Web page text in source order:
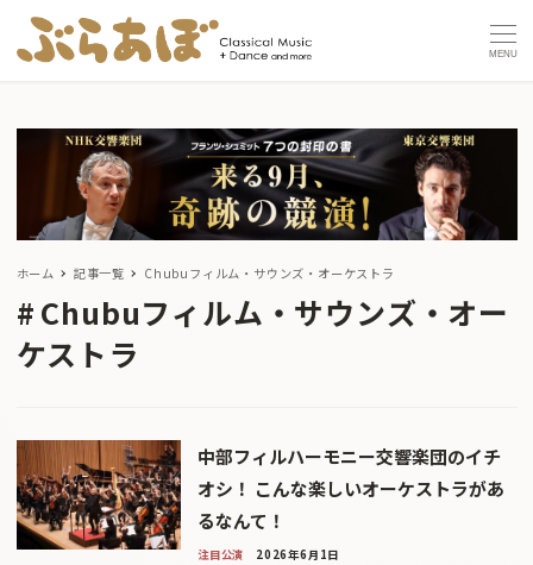
MENU
ホーム 記事一覧 Chubuフィルム・サウンズ・オーケストラ
Chubuフィルム・サウンズ・オー
ケストラ
中部フィルハーモニー交響楽団のイチ
オシ！ こんな楽しいオーケストラがあ
るなんて！
注目公演 2026年6月1日